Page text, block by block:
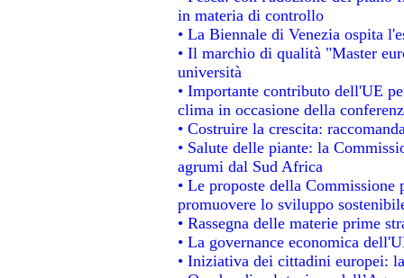
in materia di controllo
• La Biennale di Venezia ospita
• Il marchio di qualità "Master
università
• Importante contributo dell'UE
clima in occasione della
• Costruire la crescita:
• Salute delle piante: la
agrumi dal Sud Africa
• Le proposte della
promuovere lo sviluppo
• Rassegna delle materie prime
• La governance economica
• Iniziativa dei cittadini europei: